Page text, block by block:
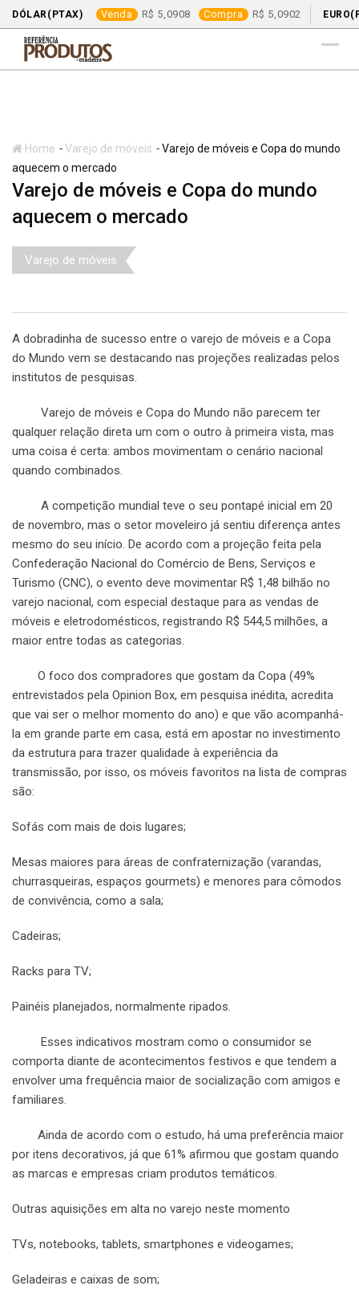
DÓLAR(PTAX) Venda 5,0908 Compra 5,0902
Home -Varejo de móveis -Varejo de móveis e Copa do mundo
aquecem o mercado
Varejo de móveis e Copa do mundo
aquecem o mercado
Varejo de móveis
A dobradinha de sucesso entre o varejo de móveis e a Copa
do Mundo vem se destacando nas projeções realizadas pelos
institutos de pesquisas.
Varejo de móveis e Copa do Mundo não parecem ter
qualquer relação direta um com o outro à primeira vista, mas
uma coisa é certa: ambos movimentam o cenário nacional
quando combinados.
A competição mundial teve o seu pontapé inicial em 20
de novembro, mas o setor moveleiro já sentiu diferença antes
mesmo do seu início. De acordo com a projeção feita pela
Confederação Nacional do Comércio de Bens, Serviços e
Turismo (CNC), o evento deve movimentar R$ 1,48 bilhão no
varejo nacional, com especial destaque para as vendas de
móveis e eletrodomésticos, registrando R$ 544,5 milhões, a
maior entre todas as categorias.
O foco dos compradores que gostam da Copa (49%
entrevistados pela Opinion Box, em pesquisa inédita, acredita
que vai ser o melhor momento do ano) e que vão acompanhá-
la em grande parte em casa, está em apostar no investimento
da estrutura para trazer qualidade à experiência da
transmissão, por isso, os móveis favoritos na lista de compras
são:
Sofás com mais de dois lugares;
Mesas maiores para áreas de confraternização (varandas,
churrasqueiras, espaços gourmets) e menores para cômodos
de convivência, como a sala;
Cadeiras;
Racks para TV;
Painéis planejados, normalmente ripados.
Esses indicativos mostram como o consumidor se
comporta diante de acontecimentos festivos e que tendem a
envolver uma frequência maior de socialização com amigos e
familiares.
Ainda de acordo com o estudo, há uma preferência maior
por itens decorativos, já que 61% afirmou que gostam quando
as marcas e empresas criam produtos temáticos.
Outras aquisições em alta no varejo neste momento
TVs, notebooks, tablets, smartphones e videogames;
Geladeiras e caixas de som;